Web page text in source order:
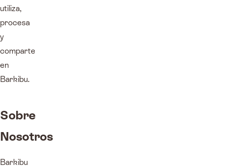
utiliza,
procesa
y
comparte
en
Barkibu.
Sobre
Nosotros
Barkibu